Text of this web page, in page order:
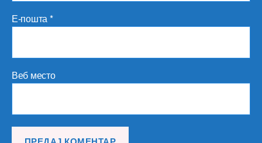
Е-пошта*
Веб место